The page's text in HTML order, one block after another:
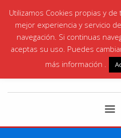
¡LLÁMANOS! | SANTA ANA868 06 35
CARTAGENA868 066146
Utilizamos Cookies propias y
mejor experiencia y servicio
navegación. Si continuas
aceptas su uso. Puedes
más información .